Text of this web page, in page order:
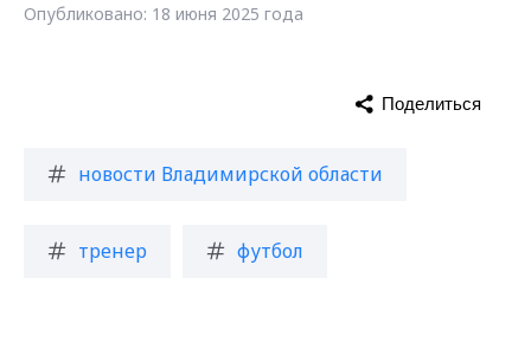
Опубликовано: 18 июня 2025 года
новости Владимирской области
тренер футбол
Поделиться